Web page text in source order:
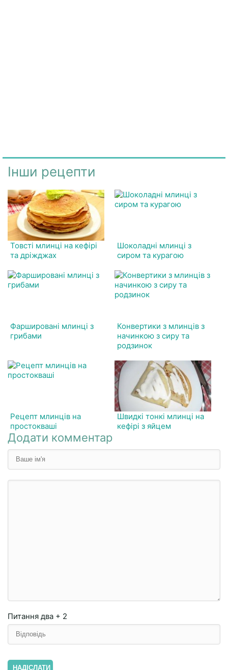
Інши рецепти
Товсті млинці на кефірі
та дріжджах
Шоколадні млинці з
сиром та курагою
Фаршировані млинці з
грибами
Конвертики з млинців з
начинкою з сиру та
родзинок
Рецепт млинців на
простокваші
Швидкі тонкі млинці на
кефірі з яйцем
Додати комментар
Питання два + 2
НАДІСЛАТИ